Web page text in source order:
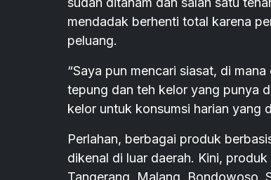
mendadak berhenti total karena
peluang.
“Saya pun mencari siasat, di
tepung dan teh kelor yang punya
kelor untuk konsumsi harian yang
Perlahan, berbagai produk
dikenal di luar daerah. Kini,
Tangerang, Malang, Bondowoso,